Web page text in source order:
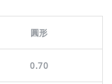
圓形
0.70